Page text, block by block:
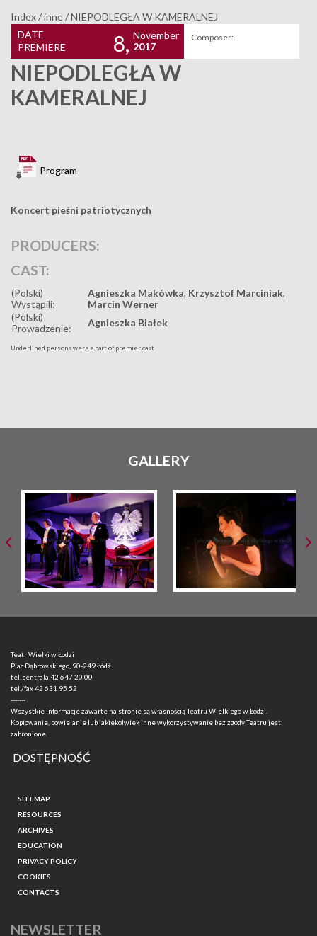
Index/inne/NIEPODLEGŁA W KAMERALNEJ
DATE
PREMIERE
8, November
2017
Composer:
NIEPODLEGŁA W
KAMERALNEJ
Program
Koncert pieśni patriotycznych
PRODUCERS:
CAST:
(Polski)
Wystąpili:
Agnieszka Makówka, Krzysztof Marciniak,
Marcin Werner
(Polski)
Prowadzenie:
Agnieszka Białek
Underlined persons were a part of premier cast
GALLERY
Teatr Wielki w Łodzi
Plac Dąbrowskiego, 90-249 Łódź
tel. centrala 42 647 20 00
tel./fax42 631 95 52
-------
Wszystkie informacje zawarte na stronie są własnością Teatru Wielkiego w Łodzi.
Kopiowanie, powielanie lub jakiekolwiek inne wykorzystywanie bez zgody Teatru jest
zabronione.
DOSTĘPNOŚĆ
SITEMAP
RESOURCES
ARCHIVES
EDUCATION
PRIVACY POLICY
COOKIES
CONTACTS
NEWSLETTER